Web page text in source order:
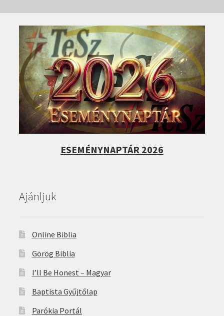
ESEMÉNYNAPTÁR 2026
Ajánljuk
Online Biblia
Görög Biblia
I’ll Be Honest – Magyar
Baptista Gyűjtőlap
Parókia Portál